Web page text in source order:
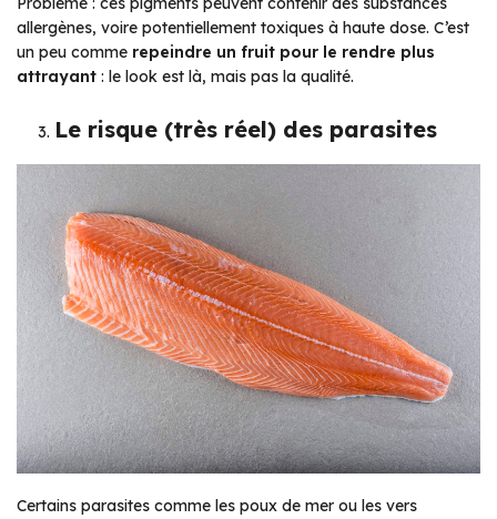
allergènes, voire potentiellement toxiques à haute dose. C’est
un peu comme repeindre un fruit pour le rendre plus
attrayant : le look est là, mais pas la qualité.
Le risque (très réel) des parasites
Certains parasites comme les poux de mer ou les vers